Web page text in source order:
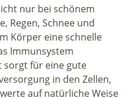
nur bei schönem
Regen, Schnee und
Körper eine schnelle
Immunsystem
sorgt für eine gute
in den Zellen,
auf natürliche Weise